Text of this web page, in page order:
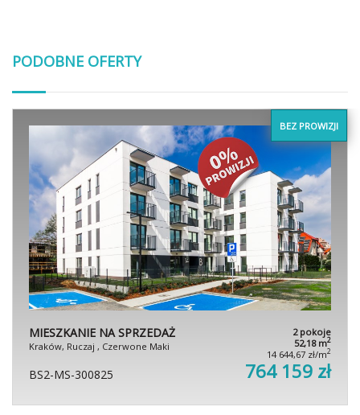
PODOBNE OFERTY
BEZ PROWIZJI
MIESZKANIE NA SPRZEDAŻ
Kraków, Ruczaj , Czerwone Maki
2 pokoje
52,18 m2
14 644,67 zł/m2
BS2-MS-300825 764 159 zł